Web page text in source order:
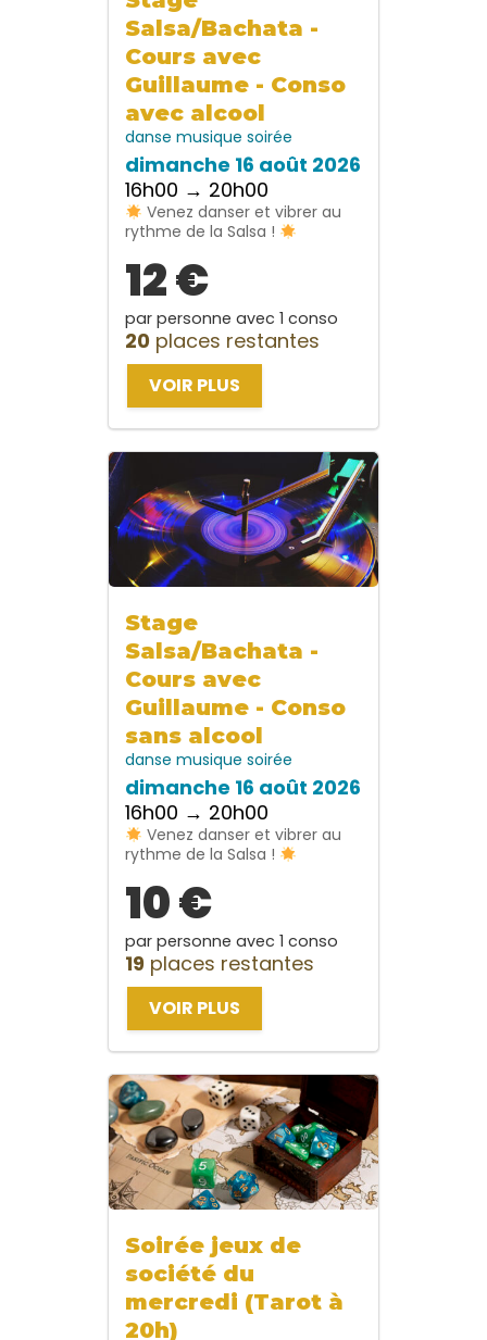
Salsa/Bachata -
Cours avec
Guillaume - Conso
avec alcool
danse musique soirée
dimanche 16 août 2026
16h00 → 20h00
Venez danser et vibrer au
rythme de la Salsa !
12 €
par personne avec 1 conso
20 places restantes
VOIR PLUS
Stage
Salsa/Bachata -
Cours avec
Guillaume - Conso
sans alcool
danse musique soirée
dimanche 16 août 2026
16h00 → 20h00
Venez danser et vibrer au
rythme de la Salsa !
10 €
par personne avec 1 conso
19 places restantes
VOIR PLUS
Soirée jeux de
société du
mercredi (Tarot à
20h)